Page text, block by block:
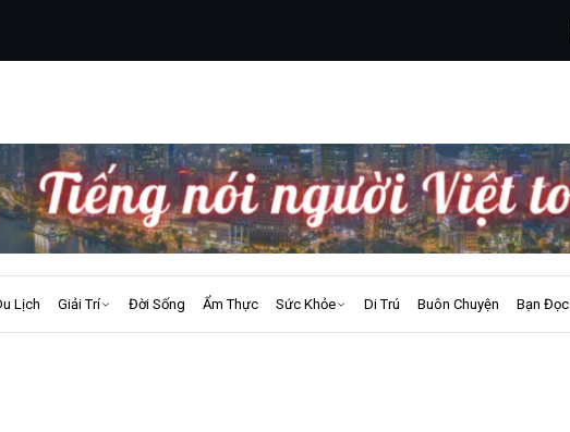
Lịch Giải Trí Đời Sống Ẩm Thực Sức Khỏe Di Trú Buôn Chuyện Bạn Đọc